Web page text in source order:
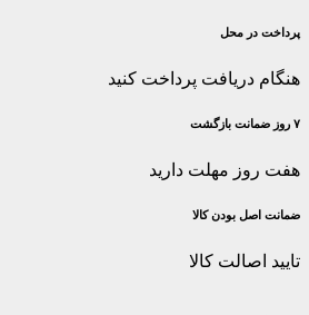
پرداخت در محل
هنگام دریافت پرداخت کنید
۷ روز ضمانت بازگشت
هفت روز مهلت دارید
ضمانت اصل‌ بودن کالا
تایید اصالت کالا